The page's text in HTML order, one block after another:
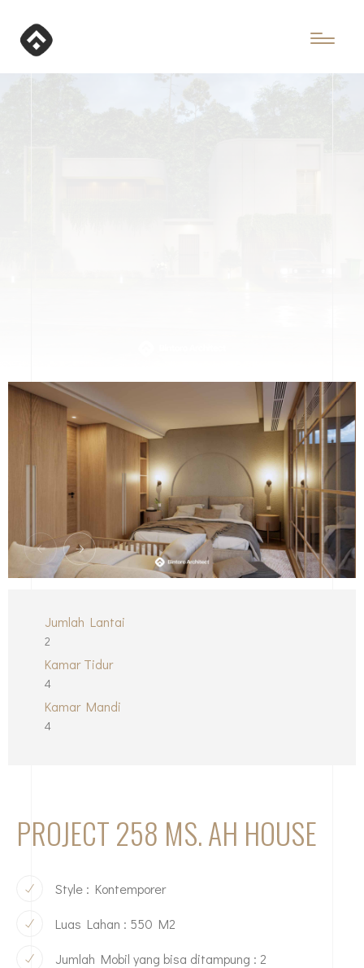
Jumlah Lantai
2
Kamar Tidur
4
Kamar Mandi
4
PROJECT 258 MS. AH HOUSE
Style : Kontemporer
Luas Lahan : 550 M2
Jumlah Mobil yang bisa ditampung : 2